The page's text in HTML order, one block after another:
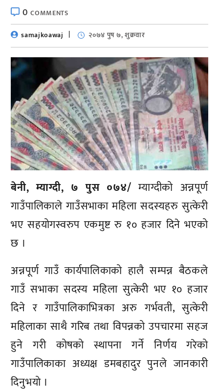
0COMMENTS
samajkoawaj
२०७४ पुष ७, शुक्रवार
बेनी, म्याग्दी, ७ पुस ०७४/ म्याग्दीको अन्नपूर्ण
गाउँपालिकाले गाउँसभाका महिला सदस्यहरु सुत्केरी
भए सहयोगस्वरुप एकमुष्ट रु १० हजार दिने भएको
छ ।
अन्नपूर्ण गाउँ कार्यपालिकाको हालै सम्पन्न बैठकले
गाउँ सभाका सदस्य महिला सुत्केरी भए १० हजार
दिने र गाउँपालिकाभित्रका अरु गर्भवती, सुत्केरी
महिलाका साथै गरिब तथा विपन्नको उपचारमा सहज
हुने गरी कोषको स्थापना गर्ने निर्णय गरेको
गाउँपालिकाका अध्यक्ष डमबहादुर पुनले जानकारी
दिनुभयो ।